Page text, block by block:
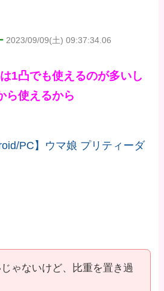
2023/09/09(土) 09:37:34.06
1凸でも使えるのが多いし
ら使えるから
PC】ウマ娘 プリティーダ
ゃないけど、比重を置き過